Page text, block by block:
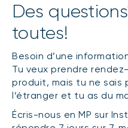
Des
toutes!
Besoin d’une
Tu veux prendre
produit, mais tu ne sais
l’étranger et tu as du
Écris-nous en MP sur